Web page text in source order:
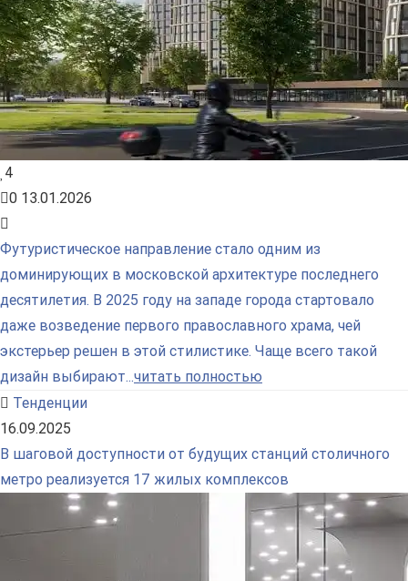
4
0 13.01.2026
Футуристическое направление стало одним из
доминирующих в московской архитектуре последнего
десятилетия. В 2025 году на западе города стартовало
даже возведение первого православного храма, чей
экстерьер решен в этой стилистике. Чаще всего такой
дизайн выбирают...читать полностью
Тенденции
16.09.2025
В шаговой доступности от будущих станций столичного
метро реализуется 17 жилых комплексов